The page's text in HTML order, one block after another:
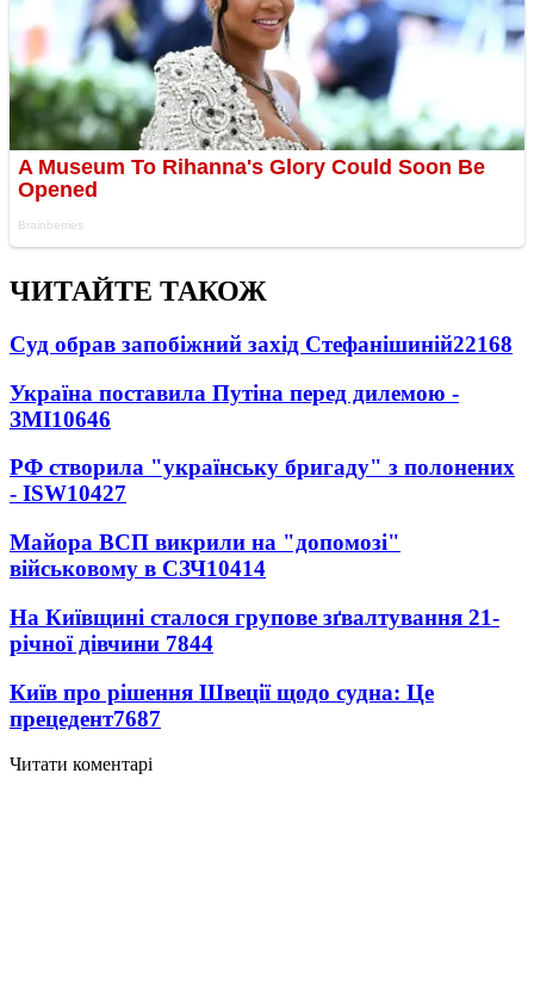
ЧИТАЙТЕ ТАКОЖ
Суд обрав запобіжний захід Стефанішиній22168
Україна поставила Путіна перед дилемою -
ЗМІ10646
РФ створила "українську бригаду" з полонених
- ISW10427
Майора ВСП викрили на "допомозі"
військовому в СЗЧ10414
На Київщині сталося групове зґвалтування 21-
річної дівчини 7844
Київ про рішення Швеції щодо судна: Це
прецедент7687
Читати коментарі